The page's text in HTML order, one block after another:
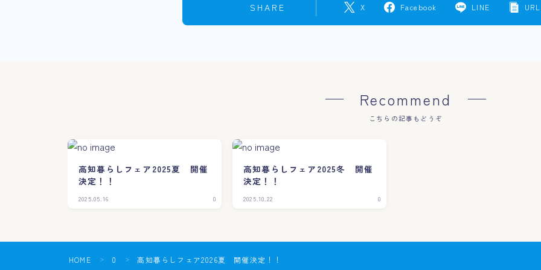
SHARE X Facebook LINE
Recommend
こちらの記事もどうぞ
高知暮らしフェア2025夏 開催
決定！！
2025.05.16 0
高知暮らしフェア2025冬 開催
決定！！
2025.10.22 0
HOME ＞ 0 ＞ 高知暮らしフェア2026夏 開催決定！！